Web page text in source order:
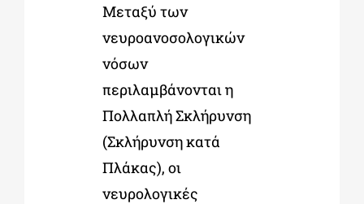
Μεταξύ των
νευροανοσολογικών
νόσων
περιλαμβάνονται η
Πολλαπλή Σκλήρυνση
(Σκλήρυνση κατά
Πλάκας), οι
νευρολογικές